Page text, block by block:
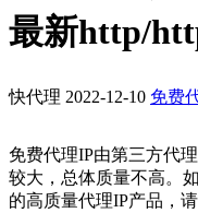
最新http/
快代理 2022-12-10 免费
免费代理IP由第三方代
较大，总体质量不高。
的高质量代理IP产品，